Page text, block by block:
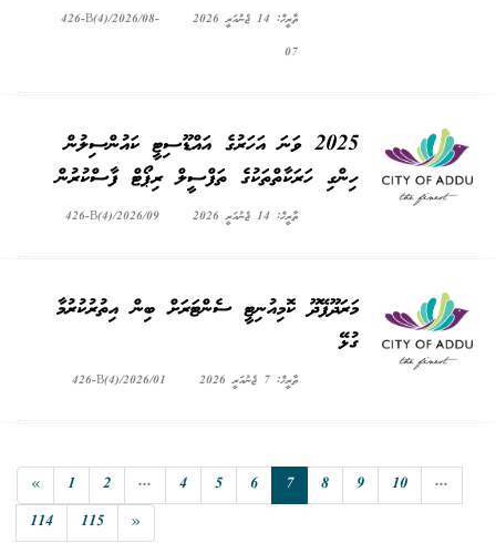
ތާރީޚް: 14 ޖެނުއަރީ 2026
426-B(4)/2026/08-
07
2025 ވަނަ އަހަރުގެ އައްޑޫސިޓީ ކައުންސިލުން
ހިންގި ހަރަކާތްތަކުގެ ތަފްސީލް ރިޕޯޓް ފާސްކުރުން
ތާރީޚް: 14 ޖެނުއަރީ 2026 426-B(4)/2026/09
މަރަދޫފޭދޫ ކޮމިއުނިޓީ ސެންޓަރަށް ބިން އިތުރުކުރުމާ
ގުޅޭ
ތާރީޚް: 7 ޖެނުއަރީ 2026 426-B(4)/2026/01
« 1 2 ... 4 5 6 7 8 9 10
...
114
115 »